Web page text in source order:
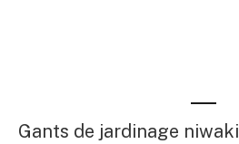
Gants de jardinage niwaki